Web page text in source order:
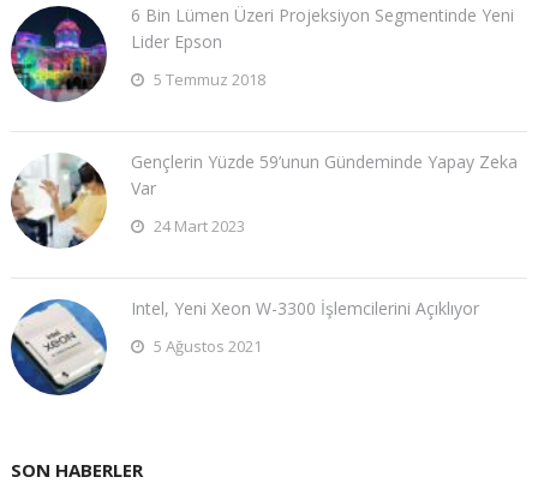
6 Bin Lümen Üzeri Projeksiyon Segmentinde Yeni
Lider Epson
5 Temmuz 2018
Gençlerin Yüzde 59’unun Gündeminde Yapay Zeka
Var
24 Mart 2023
Intel, Yeni Xeon W-3300 İşlemcilerini Açıklıyor
5 Ağustos 2021
SON HABERLER